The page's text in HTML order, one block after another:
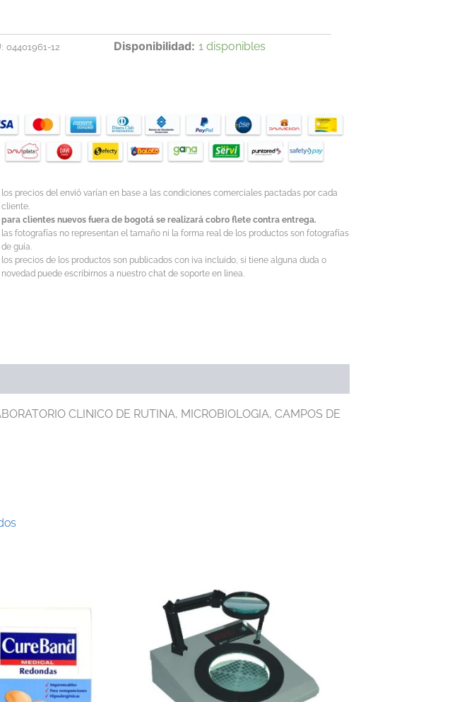
04401961-12 Disponibilidad: 1 disponibles
los precios del envió varían en base a las condiciones comerciales pactadas por cada
cliente.
para clientes nuevos fuera de bogotá se realizará cobro flete contra entrega.
las fotografías no representan el tamaño ni la forma real de los productos son fotografías
de guía.
los precios de los productos son publicados con iva incluido, si tiene alguna duda o
novedad puede escribirnos a nuestro chat de soporte en linea.
CLINICO DE RUTINA, MICROBIOLOGIA, CAMPOS DE